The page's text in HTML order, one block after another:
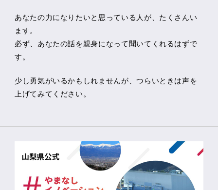
あなたの力になりたいと思っている人が、たくさんい
ます。
必ず、あなたの話を親身になって聞いてくれるはずで
す。
少し勇気がいるかもしれませんが、つらいときは声を
上げてみてください。